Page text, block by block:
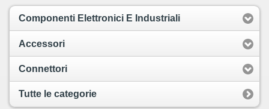
Componenti Elettronici E Industriali
Accessori
Connettori
Tutte le categorie